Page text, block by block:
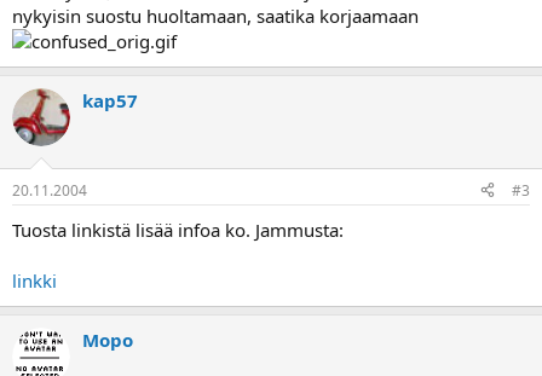
nykyisin suostu huoltamaan, saatika korjaamaan
kap57
20.11.2004 #3
Tuosta linkistä lisää infoa ko. Jammusta:
linkki
Mopo